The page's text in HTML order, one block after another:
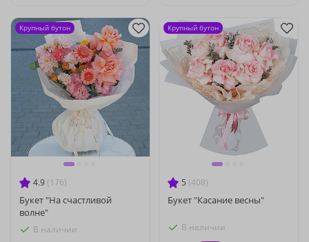
4.9 (176)
Букет "На счастливой
волне"
В наличии
Крупный бутон
5 (408)
Букет "Касание весны"
В наличии
Крупный бутон